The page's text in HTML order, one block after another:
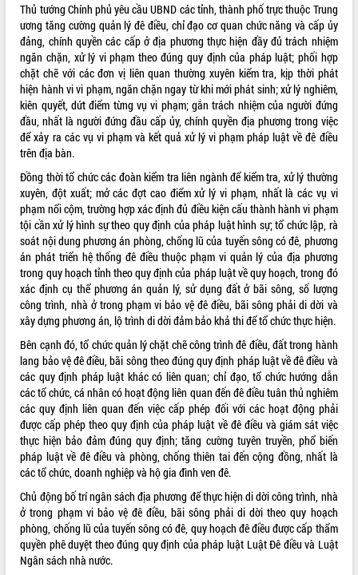
THỐNG KÊ TRUY CẬP
Hôm nay: 37376
Tất cả: 66082699
Thủ tướng Chính phủ yêu cầu UBND các tỉnh, thành phố trực thuộc Trung
ương tăng cường quản lý đê điều, chỉ đạo cơ quan chức năng và cấp ủy
đảng, chính quyền các cấp ở địa phương thực hiện đầy đủ trách nhiệm
ngăn chặn, xử lý vi phạm theo đúng quy định của pháp luật; phối hợp
chặt chẽ với các đơn vị liên quan thường xuyên kiểm tra, kịp thời phát
hiện hành vi vi phạm, ngăn chặn ngay từ khi mới phát sinh; xử lý nghiêm,
kiên quyết, dứt điểm từng vụ vi phạm; gắn trách nhiệm của người đứng
đầu, nhất là người đứng đầu cấp ủy, chính quyền địa phương trong việc
để xảy ra các vụ vi phạm và kết quả xử lý vi phạm pháp luật về đê điều
trên địa bàn.
Đồng thời tổ chức các đoàn kiểm tra liên ngành để kiểm tra, xử lý thường
xuyên, đột xuất; mở các đợt cao điểm xử lý vi phạm, nhất là các vụ vi
phạm nổi cộm, trường hợp xác định đủ điều kiện cấu thành hành vi phạm
tội cần xử lý hình sự theo quy định của pháp luật hình sự; tổ chức lập, rà
soát nội dung phương án phòng, chống lũ của tuyến sông có đê, phương
án phát triển hệ thống đê điều thuộc phạm vi quản lý của địa phương
trong quy hoạch tỉnh theo quy định của pháp luật về quy hoạch, trong đó
xác định cụ thể phương án quản lý, sử dụng đất ở bãi sông, số lượng
công trình, nhà ở trong phạm vi bảo vệ đê điều, bãi sông phải di dời và
xây dựng phương án, lộ trình di dời đảm bảo khả thi để tổ chức thực hiện.
Bên cạnh đó, tổ chức quản lý chặt chẽ công trình đê điều, đất trong hành
lang bảo vệ đê điều, bãi sông theo đúng quy định pháp luật về đê điều và
các quy định pháp luật khác có liên quan; chỉ đạo, tổ chức hướng dẫn
các tổ chức, cá nhân có hoạt động liên quan đến đê điều tuân thủ nghiêm
các quy định liên quan đến việc cấp phép đối với các hoạt động phải
được cấp phép theo quy định của pháp luật về đê điều và giám sát việc
thực hiện bảo đảm đúng quy định; tăng cường tuyên truyền, phổ biến
pháp luật về đê điều và phòng, chống thiên tai đến cộng đồng, nhất là
các tổ chức, doanh nghiệp và hộ gia đình ven đê.
Chủ động bố trí ngân sách địa phương để thực hiện di dời công trình, nhà
ở trong phạm vi bảo vệ đê điều, bãi sông phải di dời theo quy hoạch
phòng, chống lũ của tuyến sông có đê, quy hoạch đê điều được cấp thẩm
quyền phê duyệt theo đúng quy định của pháp luật Luật Đê điều và Luật
Ngân sách nhà nước.